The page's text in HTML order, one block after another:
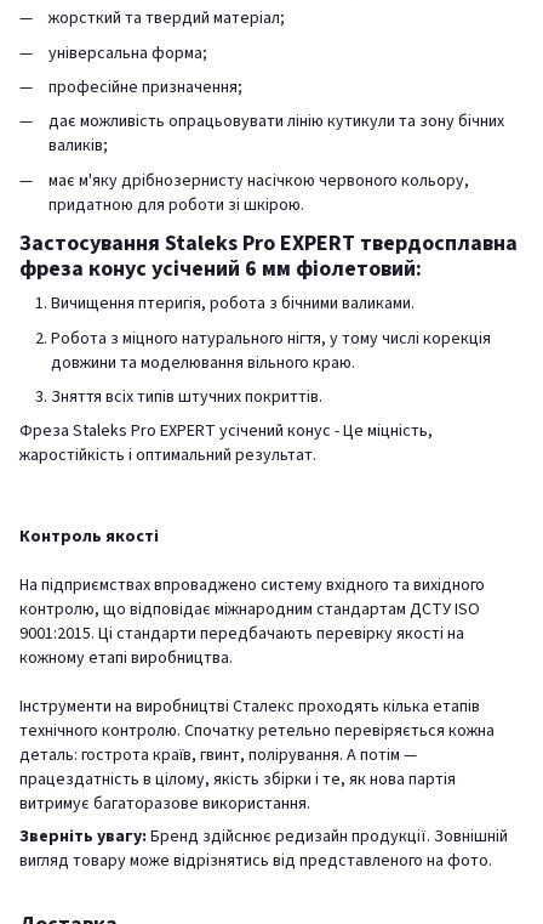
жорсткий та твердий матеріал;
універсальна форма;
професійне призначення;
дає можливість опрацьовувати лінію кутикули та зону бічних
валиків;
має м'яку дрібнозернисту насічкою червоного кольору,
придатною для роботи зі шкірою.
Застосування Staleks Pro EXPERT твердосплавна
фреза конус усічений 6 мм фіолетовий:
Вичищення птеригія, робота з бічними валиками.
Робота з міцного натурального нігтя, у тому числі корекція
довжини та моделювання вільного краю.
Зняття всіх типів штучних покриттів.
Фреза Staleks Pro EXPERT усічений конус - Це міцність,
жаростійкість і оптимальний результат.
Контроль якості
На підприємствах впроваджено систему вхідного та вихідного
контролю, що відповідає міжнародним стандартам ДСТУ ISO
9001:2015. Ці стандарти передбачають перевірку якості на
кожному етапі виробництва.
Інструменти на виробництві Сталекс проходять кілька етапів
технічного контролю. Спочатку ретельно перевіряється кожна
деталь: гострота країв, гвинт, полірування. А потім —
працездатність в цілому, якість збірки і те, як нова партія
витримує багаторазове використання.
Зверніть увагу: Бренд здійснює редизайн продукції. Зовнішній
вигляд товару може відрізнятись від представленого на фото.